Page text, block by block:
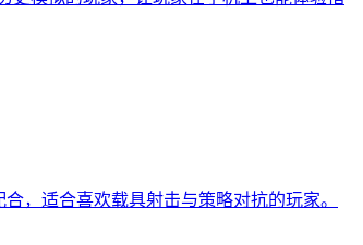
，适合喜欢载具射击与策略对抗的玩家。